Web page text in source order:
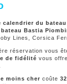
calendrier du
Bastia
Lines, Corsica
réservation vous
de fidélité vous
moins cher coûte